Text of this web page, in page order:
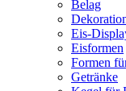
Belag
Eis-
Eisformen
Formen
Getränke